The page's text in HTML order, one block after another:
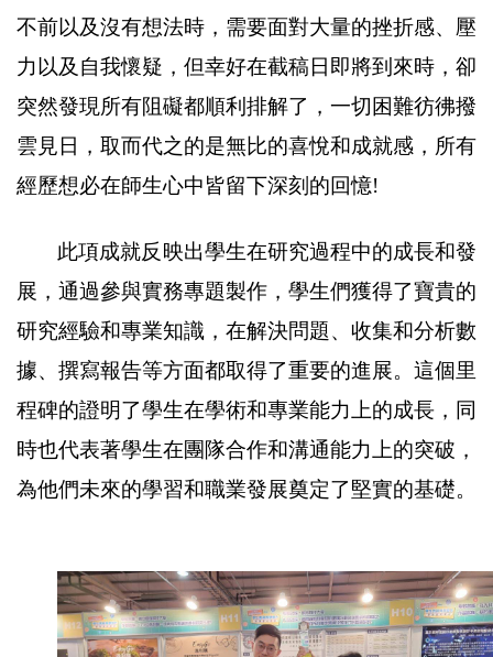
不前以及沒有想法時，需要面對大量的挫折感、壓
力以及自我懷疑，但幸好在截稿日即將到來時，卻
突然發現所有阻礙都順利排解了，一切困難彷彿撥
雲見日，取而代之的是無比的喜悅和成就感，所有
經歷想必在師生心中皆留下深刻的回憶!
此項成就反映出學生在研究過程中的成長和發
展，通過參與實務專題製作，學生們獲得了寶貴的
研究經驗和專業知識，在解決問題、收集和分析數
據、撰寫報告等方面都取得了重要的進展。這個里
程碑的證明了學生在學術和專業能力上的成長，同
時也代表著學生在團隊合作和溝通能力上的突破，
為他們未來的學習和職業發展奠定了堅實的基礎。